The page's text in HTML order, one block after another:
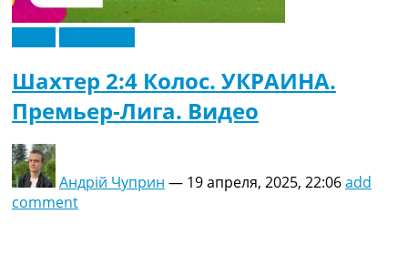
Шахтер 2:4 Колос. УКРАИНА.
Премьер-Лига. Видео
Андрій Чуприн — 19 апреля, 2025, 22:06add
comment